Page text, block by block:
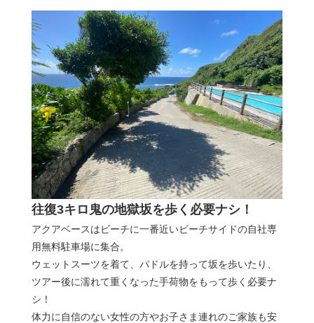
往復3キロ鬼の地獄坂を歩く必要ナシ！
アクアベースはビーチに一番近いビーチサイドの自社専
用無料駐車場に集合。
ウェットスーツを着て、パドルを持って坂を歩いたり、
ツアー後に濡れて重くなった手荷物をもって歩く必要ナ
シ！
体力に自信のない女性の方やお子さま連れのご家族も安